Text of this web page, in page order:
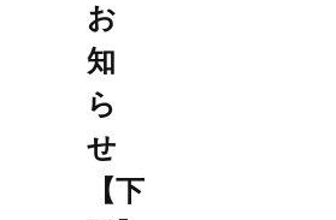
お
知
ら
せ
【下